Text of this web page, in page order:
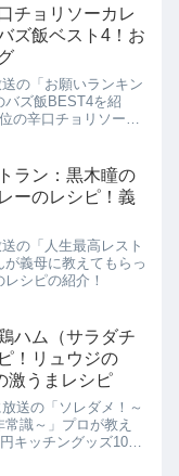
ック...
チョリソーカレ
ズ飯ベスト4！お
の「お願いランキン
バズ飯BEST4を紹
の辛口チョリソーカ
ラン：黒木瞳の
ーのレシピ！義
の「人生最高レスト
が義母に教えてもらっ
シピの紹介！
ハム（サラダチ
！リュウジの
激うまレシピ
送の「ソレダメ！～
識～」プロが教え
キッチングッズ100